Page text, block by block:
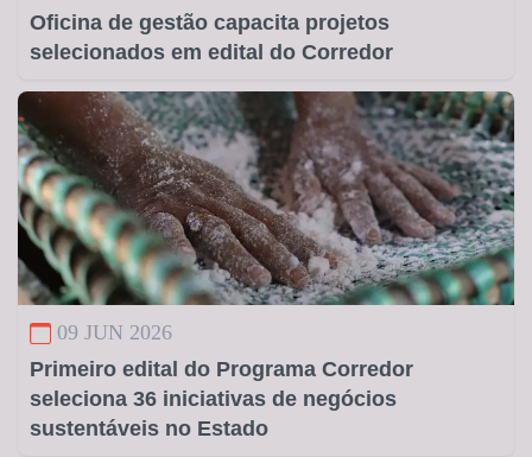
Oficina de gestão capacita projetos
selecionados em edital do Corredor
09 JUN 2026
Primeiro edital do Programa Corredor
seleciona 36 iniciativas de negócios
sustentáveis no Estado